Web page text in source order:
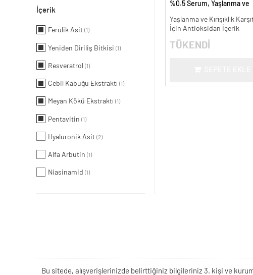
İçerik
Ferulik Asit (1)
Yeniden Diriliş Bitkisi (1)
Resveratrol (1)
Cebil Kabuğu Ekstraktı (1)
Meyan Kökü Ekstraktı (1)
Pentavitin (1)
Hyaluronik Asit (2)
Alfa Arbutin (1)
Niasinamid (1)
%0.5 Serum, Yaşlanma ve
Yaşlanma ve Kırışıklık
İçin Antioksidan İçerik
TÜKENDİ
Bu sitede, alışverişlerinizde belirttiğiniz bilgileriniz 3. kişi ve